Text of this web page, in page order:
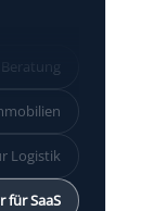
Beratung
Logistik
fürSaaS